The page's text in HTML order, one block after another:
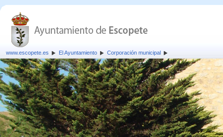
www.escopete.es El Ayuntamiento Corporación municipal